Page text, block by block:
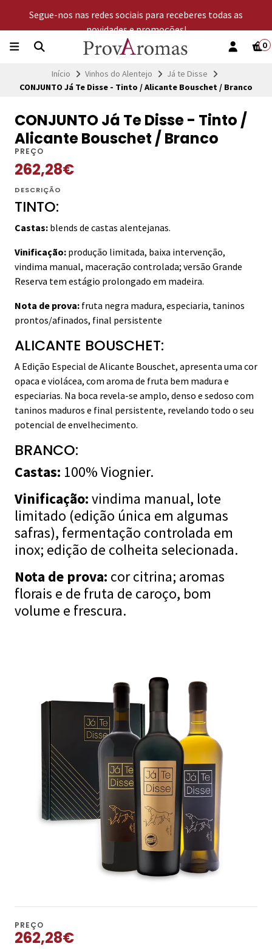
Segue-nos nas redes sociais para receberes todas as
novidades e promoções!
0
Início Vinhos do Alentejo
Já te Disse
CONJUNTO Já Te Disse - Tinto / Alicante Bouschet / Branco
CONJUNTO Já Te Disse - Tinto /
Alicante Bouschet / Branco
PREÇO
262,28€
DESCRIÇÃO
TINTO:
Castas: blends de castas alentejanas.
Vinificação: produção limitada, baixa intervenção,
vindima manual, maceração controlada; versão Grande
Reserva tem estágio prolongado em madeira.
Nota de prova: fruta negra madura, especiaria, taninos
prontos/afinados, final persistente
ALICANTE BOUSCHET:
A Edição Especial de Alicante Bouschet, apresenta uma cor
opaca e violácea, com aroma de fruta bem madura e
especiarias. Na boca revela-se amplo, denso e sedoso com
taninos maduros e final persistente, revelando todo o seu
potencial de envelhecimento.
BRANCO:
Castas: 100% Viognier.
Vinificação: vindima manual, lote
limitado (edição única em algumas
safras), fermentação controlada em
inox; edição de colheita selecionada.
Nota de prova: cor citrina; aromas
florais e de fruta de caroço, bom
volume e frescura.
PREÇO
262,28€